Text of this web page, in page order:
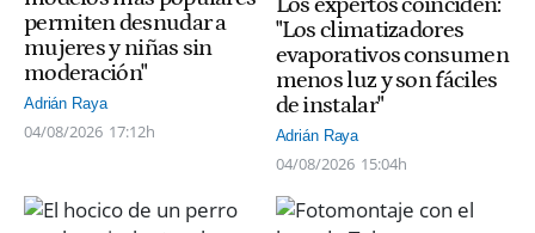
permiten desnudar a
mujeres y niñas sin
moderación"
Adrián Raya
04/08/2026 17:12h
"Los climatizadores
evaporativos consumen
menos luz y son fáciles
de instalar"
Adrián Raya
04/08/2026 15:04h